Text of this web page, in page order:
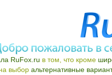
RuFox.ru в том, что кроме
выбор альтернативные